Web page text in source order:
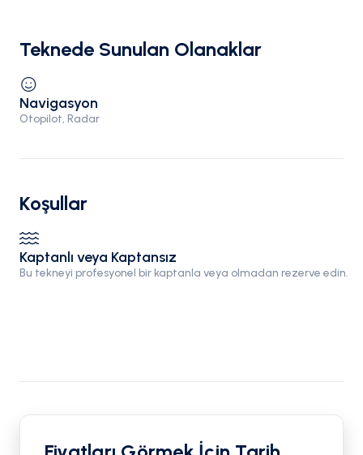
Teknede Sunulan Olanaklar
Navigasyon
Otopilot, Radar
Koşullar
Kaptanlı veya Kaptansız
Bu tekneyi profesyonel bir kaptanla veya olmadan rezerve edin.